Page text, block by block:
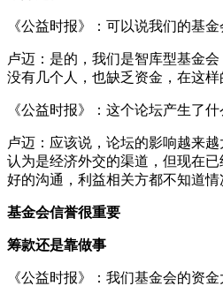
《公益时报》：可以说我们的基
卢迈：是的，我们是智库型基金
没有几个人，也缺乏资金，在这
《公益时报》：这个论坛产生了
卢迈：应该说，论坛的影响越来
认为是经济外交的渠道，但现在
好的沟通，利益相关方都不知道情
基金会信誉很重要
筹款还是靠做事
《公益时报》：我们基金会的资